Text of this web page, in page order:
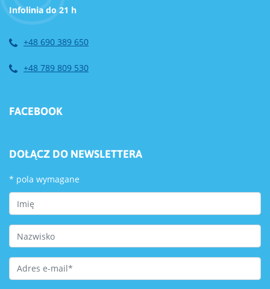
Infolinia do 21 h
+48 690 389 650
+48 789 809 530
FACEBOOK
DOŁĄCZ DO NEWSLETTERA
* pola wymagane
First Name
Last Name
Email Address*